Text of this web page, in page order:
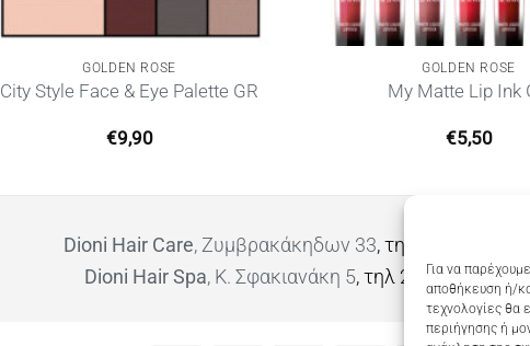
Για να
αποθήκευση ή/
τεχνολογίες θα
περιήγησης ή
GOLDEN ROSE
City Style Face & Eye Palette GR
€9,90
GOLDEN ROSE
My Matte Lip Ink
€5,50
Dioni Hair Care, Ζυμβρακάκηδων 33, τηλ 28210 91906
Dioni Hair Spa, Κ. Σφακιανάκη 5, τηλ 28210 94712